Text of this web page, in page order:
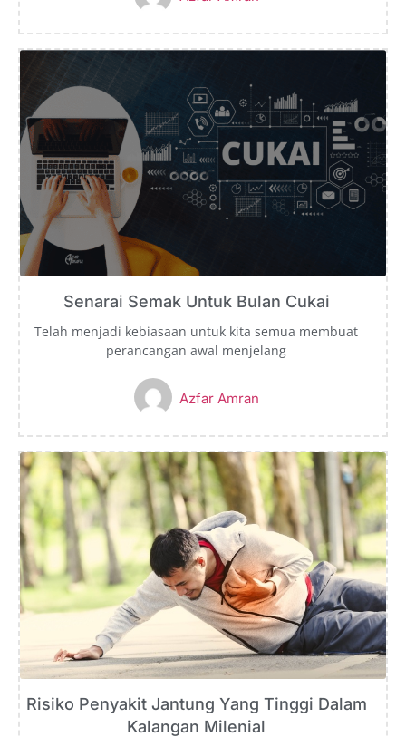
Senarai Semak Untuk Bulan Cukai
Telah menjadi kebiasaan untuk kita semua membuat
perancangan awal menjelang
Azfar Amran
Risiko Penyakit Jantung Yang Tinggi Dalam
Kalangan Milenial